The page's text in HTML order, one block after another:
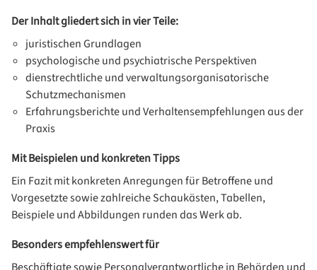
Der Inhalt gliedert sich in vier Teile:
juristischen Grundlagen
psychologische und psychiatrische Perspektiven
dienstrechtliche und verwaltungsorganisatorische
Schutzmechanismen
Erfahrungsberichte und Verhaltensempfehlungen aus der
Praxis
Mit Beispielen und konkreten Tipps
Ein Fazit mit konkreten Anregungen für Betroffene und
Vorgesetzte sowie zahlreiche Schaukästen, Tabellen,
Beispiele und Abbildungen runden das Werk ab.
Besonders empfehlenswert für